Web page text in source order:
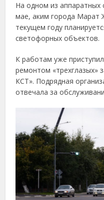
На одном из
мае, аким города Марат
текущем году
светофорных объектов.
К работам уже
ремонтом «трехглазых»
КСТ». Подрядная
отвечала за